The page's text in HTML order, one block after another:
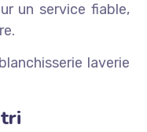
un service fiable,
laverie